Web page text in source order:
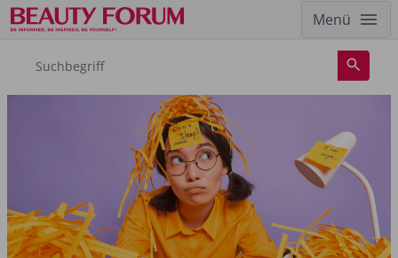
Menü